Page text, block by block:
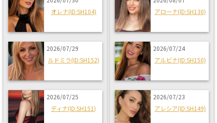
オレナ(ID:SH104)
2026/07/29
ルドミラ(ID:SH152)
2026/07/25
ディナ(ID:SH151)
アローナ(ID:SH130)
2026/07/24
アルビナ(ID:SH150)
2026/07/23
アレシア(ID:SH149)